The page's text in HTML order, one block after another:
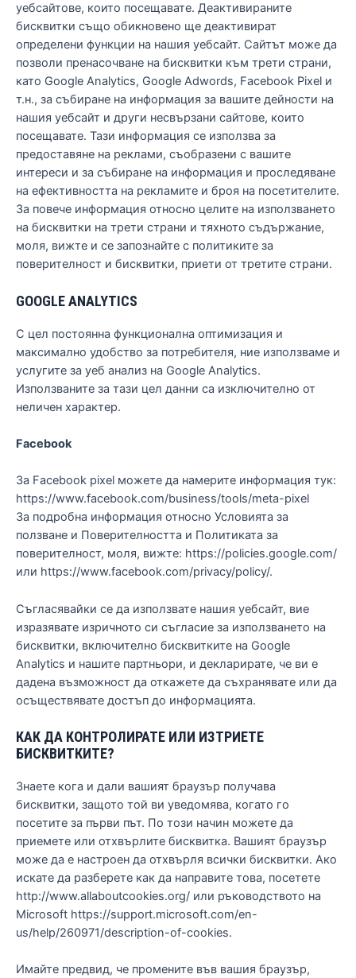
уебсайтове, които посещавате. Деактивираните
бисквитки също обикновено ще деактивират
определени функции на нашия уебсайт. Сайтът може да
позволи пренасочване на бисквитки към трети страни,
като Google Analytics, Google Adwords, Facebook Pixel и
т.н., за събиране на информация за вашите дейности на
нашия уебсайт и други несвързани сайтове, които
посещавате. Тази информация се използва за
предоставяне на реклами, съобразени с вашите
интереси и за събиране на информация и проследяване
на ефективността на рекламите и броя на посетителите.
За повече информация относно целите на използването
на бисквитки на трети страни и тяхното съдържание,
моля, вижте и се запознайте с политиките за
поверителност и бисквитки, приети от третите страни.
GOOGLE ANALYTICS
С цел постоянна функционална оптимизация и
максимално удобство за потребителя, ние използваме и
услугите за уеб анализ на Google Analytics.
Използваните за тази цел данни са изключително от
неличен характер.
Facebook
За Facebook pixel можете да намерите информация тук:
https://www.facebook.com/business/tools/meta-pixel
За подробна информация относно Условията за
ползване и Поверителността и Политиката за
поверителност, моля, вижте: https://policies.google.com/
или https://www.facebook.com/privacy/policy/.
Съгласявайки се да използвате нашия уебсайт, вие
изразявате изричното си съгласие за използването на
бисквитки, включително бисквитките на Google
Analytics и нашите партньори, и декларирате, че ви е
дадена възможност да откажете да съхранявате или да
осъществявате достъп до информацията.
КАК ДА КОНТРОЛИРАТЕ ИЛИ ИЗТРИЕТЕ
БИСКВИТКИТЕ?
Знаете кога и дали вашият браузър получава
бисквитки, защото той ви уведомява, когато го
посетите за първи път. По този начин можете да
приемете или отхвърлите бисквитка. Вашият браузър
може да е настроен да отхвърля всички бисквитки. Ако
искате да разберете как да направите това, посетете
http://www.allaboutcookies.org/ или ръководството на
Microsoft https://support.microsoft.com/en-
us/help/260971/description-of-cookies.
Имайте предвид, че промените във вашия браузър,